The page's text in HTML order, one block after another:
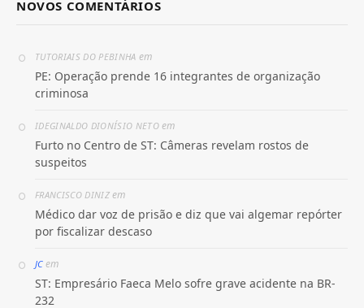
NOVOS COMENTÁRIOS
TUTORIAIS DO PEBINHA em
PE: Operação prende 16 integrantes de organização
criminosa
IDEGINALDO DIONÍSIO NETOem
Furto no Centro de ST: Câmeras revelam rostos de
suspeitos
FRANCISCO DINIZem
Médico dar voz de prisão e diz que vai algemar repórter
por fiscalizar descaso
JCem
ST: Empresário Faeca Melo sofre grave acidente na BR-
232